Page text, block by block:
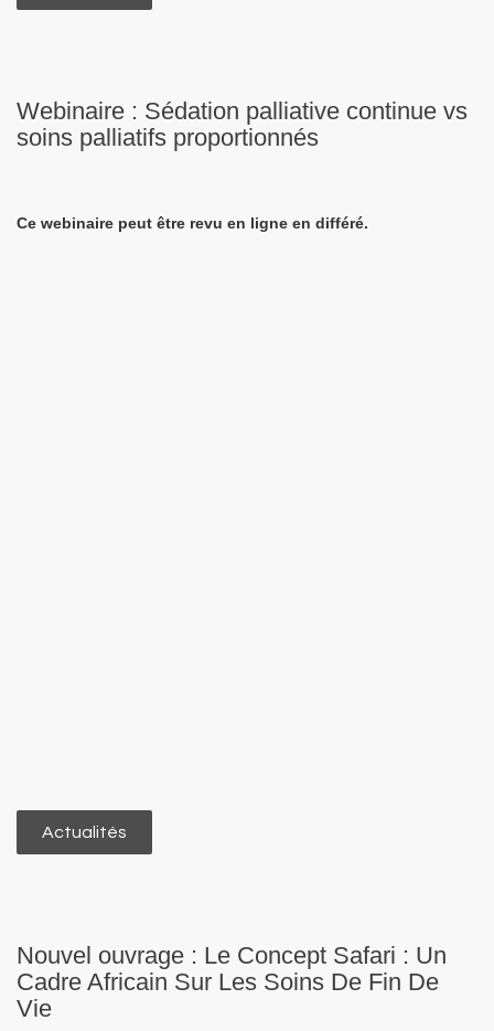
Webinaire : Sédation palliative continue vs
soins palliatifs proportionnés
Ce webinaire peut être revu en ligne en différé.
Actualités
Nouvel ouvrage : Le Concept Safari : Un
Cadre Africain Sur Les Soins De Fin De
Vie